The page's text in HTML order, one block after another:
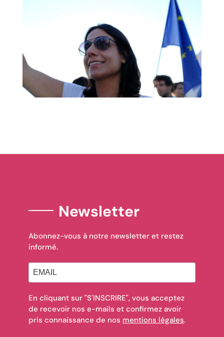
Newsletter
Abonnez-vous à notre newsletter et restez
informé.
En cliquant sur "S'INSCRIRE", vous acceptez
de recevoir nos e-mails et confirmez avoir
pris connaissance de nos mentions légales.